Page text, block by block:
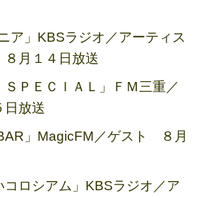
ア」KBSラジオ／アーティス
月１４日放送
ＰＥＣＩＡＬ」ＦＭ三重／
放送
」MagicFM／ゲスト ８月
コロシアム」KBSラジオ／ア